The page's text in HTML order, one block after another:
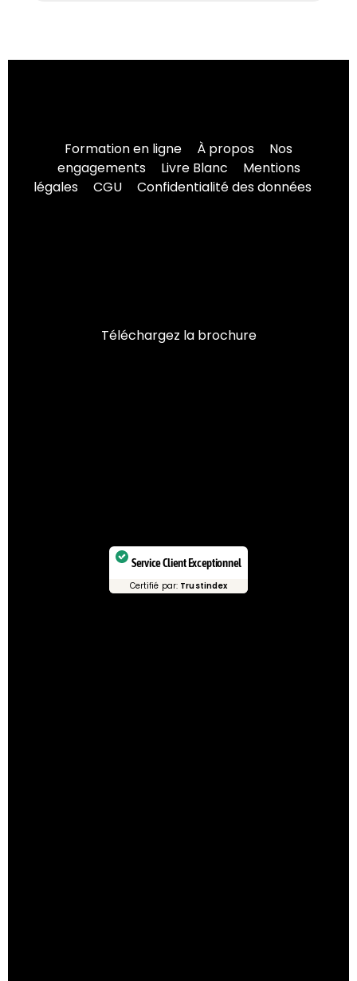
Formation en ligne À propos
Nos
engagements
Livre Blanc
Mentions
légales
CGU Confidentialité des données
Téléchargez la brochure
Service Client Exceptionnel
Certifié par: Trustindex